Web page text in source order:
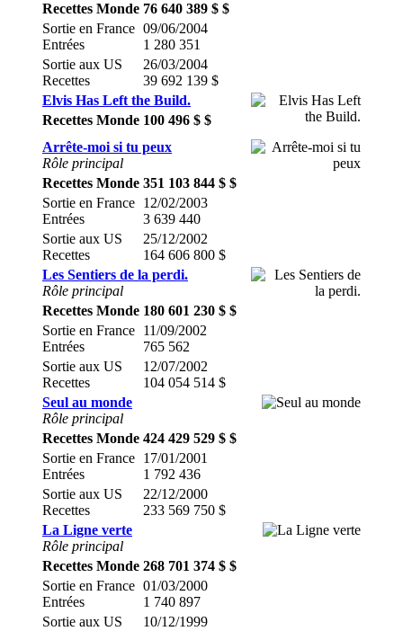
Recettes Monde 76 640 389 $ $
Sortie en France
Entrées
09/06/2004
1 280 351
Sortie aux US
Recettes
26/03/2004
39 692 139 $
Elvis Has Left the Build.
Recettes Monde 100 496 $ $
Arrête-moi si tu peux
Rôle principal
Recettes Monde 351 103 844 $ $
Sortie en France
Entrées
12/02/2003
3 639 440
Sortie aux US
Recettes
25/12/2002
164 606 800 $
Les Sentiers de la perdi.
Rôle principal
Recettes Monde 180 601 230 $ $
Sortie en France
Entrées
11/09/2002
765 562
Sortie aux US
Recettes
12/07/2002
104 054 514 $
Seul au monde
Rôle principal
Recettes Monde 424 429 529 $ $
Sortie en France
Entrées
17/01/2001
1 792 436
Sortie aux US
Recettes
22/12/2000
233 569 750 $
La Ligne verte
Rôle principal
Recettes Monde 268 701 374 $ $
Sortie en France
Entrées
01/03/2000
1 740 897
Sortie aux US
10/12/1999